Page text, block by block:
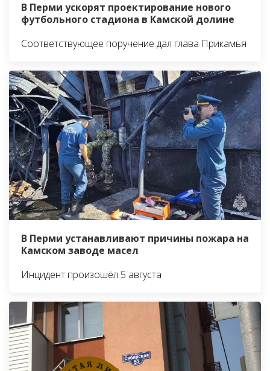
В Перми ускорят проектирование нового
футбольного стадиона в Камской долине
Соответствующее поручение дал глава Прикамья
В Перми устанавливают причины пожара на
Камском заводе масел
Инцидент произошёл 5 августа